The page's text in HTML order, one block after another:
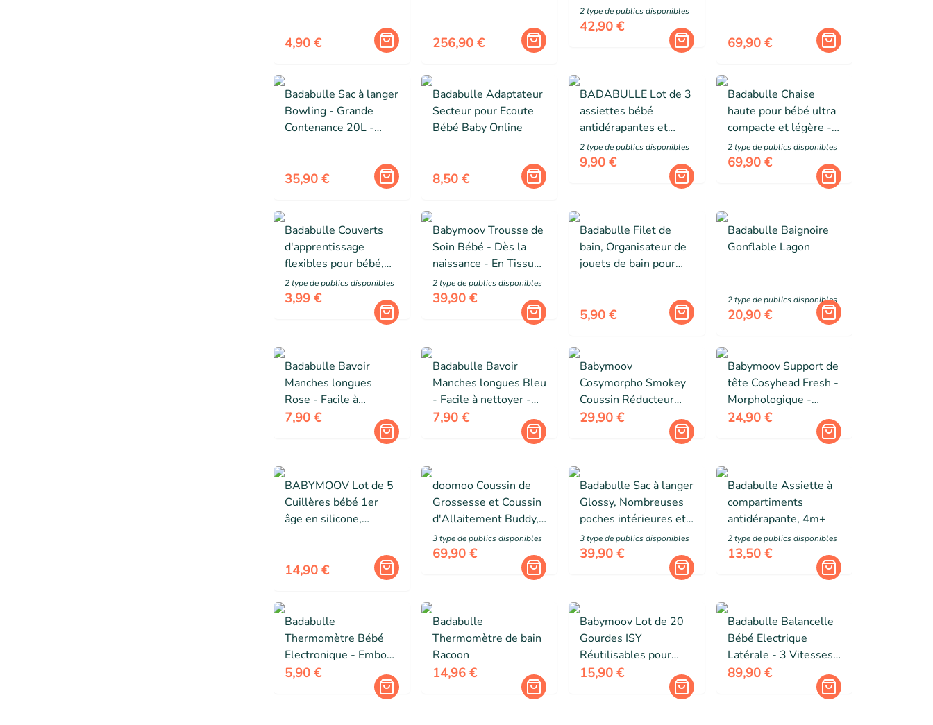
4,90 €
Enregistrement &
personnalisés
256,90 €
Certifié Oeko-Tex -
Confortable - Fabriqué
en Europe, Plumes
2type de publics disponibles
42,90 €
Multiusages, Bloom
69,90 €
Badabulle Sac à langer
Bowling - Grande
Contenance 20L -
Attaches-poussette
inclus, Gris
35,90 €
Badabulle Adaptateur
Secteur pour Ecoute
Bébé Baby Online
8,50 €
BADABULLE Lot de 3
assiettes bébé
antidérapantes et
incassables,
compatibles micro-
2type de publics disponibles
9,90 €
Badabulle Chaise
haute pour bébé ultra
compacte et légère -
Dossier et tablette
ajustables, Dès 6 mois
2 type de publics disponibles
69,90 €
Badabulle Couverts
d'apprentissage
flexibles pour bébé,
Cuillère et Fourchette
ergonomiques, 6m+
2type de publics disponibles
3,99 €
Babymoov Trousse de
Soin Bébé - Dès la
naissance - En Tissu
Recyclé Certifié GRS
-10 Accessoires,
2 type de publics disponibles
39,90 €
Badabulle Filet de
bain, Organisateur de
jouets de bain pour
5,90 €
Badabulle Baignoire
Gonflable Lagon
2 type de publics disponibles
20,90 €
Badabulle Bavoir
Manches longues
Rose - Facile à
nettoyer - Ajustable -
7,90 €
Badabulle Bavoir
Manches longues Bleu
- Facile à nettoyer -
Ajustable - Dès la
7,90 €
Babymoov
Cosymorpho Smokey
Coussin Réducteur
Universel pour Bébé
29,90 €
Babymoov Support de
tête Cosyhead Fresh -
Morphologique -
Respirant, Smokey
24,90 €
BABYMOOV Lot de 5
Cuillères bébé 1er
âge en silicone,
vaisselle, sans BPA,
14,90 €
doomoo Coussin de
Grossesse et Coussin
d'Allaitement Buddy,
Ultra Confort, Certifié
Oeko-Tex, Ethnic
3 type de publics disponibles
69,90 €
Badabulle Sac à langer
Glossy, Nombreuses
poches intérieures et
extérieures, Matelas à
langer inclus
3type de publics disponibles
39,90 €
Badabulle Assiette à
compartiments
antidérapante, 4m+
2 type de publics disponibles
13,50 €
Badabulle
Thermomètre Bébé
Electronique - Embout
flexible - Rapide
5,90 €
Badabulle
Thermomètre de bain
Racoon
14,96 €
Babymoov Lot de 20
Gourdes ISY
Réutilisables pour
Bébé et Enfant -
15,90 €
Badabulle Balancelle
Bébé Electrique
Latérale - 3 Vitesses
de Balancement - 8
Berçeuses - Arche de
89,90 €